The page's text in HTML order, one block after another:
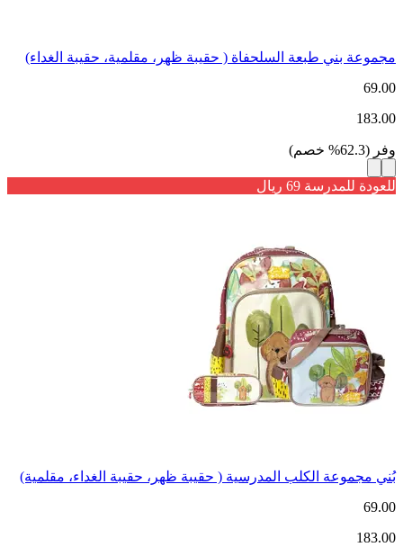
مجموعة بني طبعة السلحفاة ( حقيبة ظهر، مقلمية، حقيبة الغداء)
69.00
183.00
وفر (
62.3
% خصم)
للعودة للمدرسة 69 ريال
بُني مجموعة الكلب المدرسية ( حقيبة ظهر، حقيبة الغداء، مقلمية)
69.00
183.00